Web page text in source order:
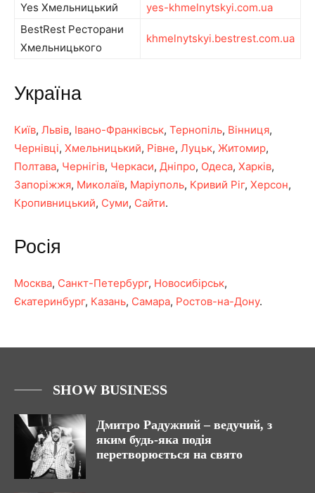
Yes Хмельницький
yes-khmelnytskyi.com.ua
BestRest Ресторани
Хмельницького
khmelnytskyi.bestrest.com.ua
Україна
Київ, Львів, Івано-Франківськ, Тернопіль, Вінниця,
Чернівці, Хмельницький, Рівне, Луцьк, Житомир,
Полтава, Чернігів, Черкаси, Дніпро, Одеса, Харків,
Запоріжжя, Миколаїв, Маріуполь, Кривий Ріг, Херсон,
Кропивницький, Суми, Сайти.
Росія
Москва, Санкт-Петербург, Новосибірськ,
Єкатеринбург, Казань, Самара, Ростов-на-Дону.
SHOW BUSINESS
Дмитро Радужний – ведучий, з
яким будь-яка подія
перетворюється на свято